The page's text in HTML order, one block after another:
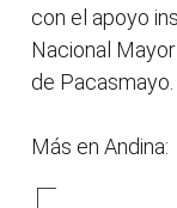
con el apoyo
Nacional
de Pacasmayo.
Más en Andina: